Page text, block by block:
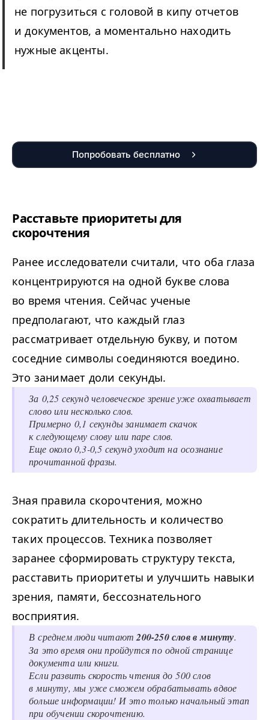
не погрузиться с головой в кипу отчетов
и документов, а моментально находить
нужные акценты.
Попробовать бесплатно
Расставьте приоритеты для
скорочтения
Ранее исследователи считали, что оба глаза
концентрируются на одной букве слова
во время чтения. Сейчас ученые
предполагают, что каждый глаз
рассматривает отдельную букву, и потом
соседние символы соединяются воедино.
Это занимает доли секунды.
За 0,25 секунд человеческое зрение уже охватывает
слово или несколько слов.
Примерно 0,1 секунды занимает скачок
к следующему слову или паре слов.
Еще около 0,3-0,5 секунд уходит на осознание
прочитанной фразы.
Зная правила скорочтения, можно
сократить длительность и количество
таких процессов. Техника позволяет
заранее сформировать структуру текста,
расставить приоритеты и улучшить навыки
зрения, памяти, бессознательного
восприятия.
В среднем люди читают200-250 слов в минуту.
За это время они пройдутся по одной странице
документа или книги.
Если развить скорость чтения до 500 слов
в минуту, мы уже сможем обрабатывать вдвое
больше информации! И это только начальный этап
при обучении скорочтению.